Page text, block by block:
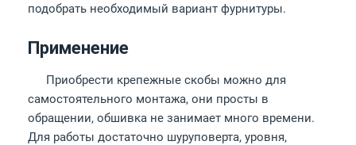
подобрать необходимый вариант фурнитуры.
Применение
Приобрести крепежные скобы можно для
самостоятельного монтажа, они просты в
обращении, обшивка не занимает много времени.
Для работы достаточно шуруповерта, уровня,